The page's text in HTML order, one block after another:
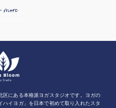
区にある本格派ヨガスタジオです。ヨガの
イヨガ」を日本で初めて取り入れたスタ